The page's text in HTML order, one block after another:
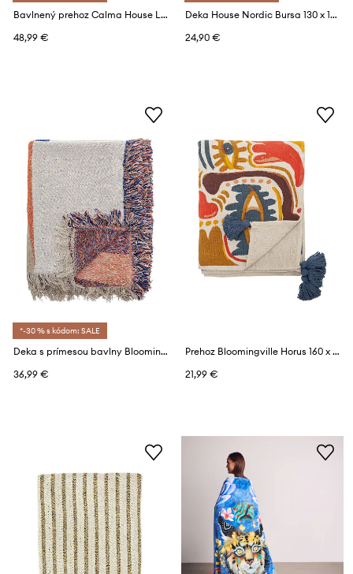
Bavlnený prehoz Calma House Layer 120 x 180 cm
48,99 €
Deka House Nordic Bursa 130 x 180 cm
24,90 €
*-30 % s kódom: SALE
Deka s prímesou bavlny Bloomingville Clarita 160 x 130 cm
36,99 €
Prehoz Bloomingville Horus 160 x 130 cm
21,99 €